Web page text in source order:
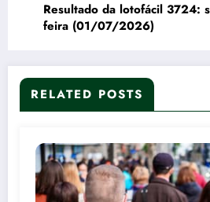
Resultado da lotofácil 3724:
feira (01/07/2026)
RELATED POSTS